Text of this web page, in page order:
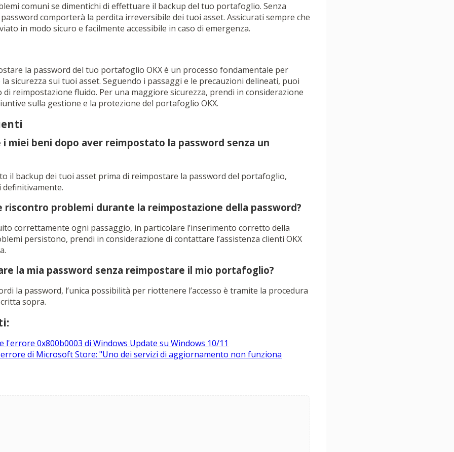
comuni se dimentichi di effettuare il backup del tuo portafoglio. Senza
comporterà la perdita irreversibile dei tuoi asset. Assicurati sempre che
in modo sicuro e facilmente accessibile in caso di emergenza.
la password del tuo portafoglio OKX è un processo fondamentale per
la sicurezza sui tuoi asset. Seguendo i passaggi e le precauzioni delineati, puoi
reimpostazione fluido. Per una maggiore sicurezza, prendi in considerazione
sulla gestione e la protezione del portafoglio OKX.
i miei beni dopo aver reimpostato la password senza un
il backup dei tuoi asset prima di reimpostare la password del portafoglio,
riscontro problemi durante la reimpostazione della password?
correttamente ogni passaggio, in particolare l’inserimento corretto della
persistono, prendi in considerazione di contattare l’assistenza clienti OKX
la mia password senza reimpostare il mio portafoglio?
la password, l’unica possibilità per riottenere l’accesso è tramite la procedura
sopra.
l'errore 0x800b0003 di Windows Update su Windows 10/11
di Microsoft Store: "Uno dei servizi di aggiornamento non funziona